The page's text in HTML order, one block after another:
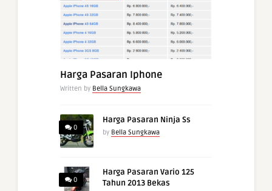
Harga Pasaran Iphone
Written by Bella Sungkawa
0
Harga Pasaran Ninja Ss
by Bella Sungkawa
0
Harga Pasaran Vario 125
Tahun 2013 Bekas